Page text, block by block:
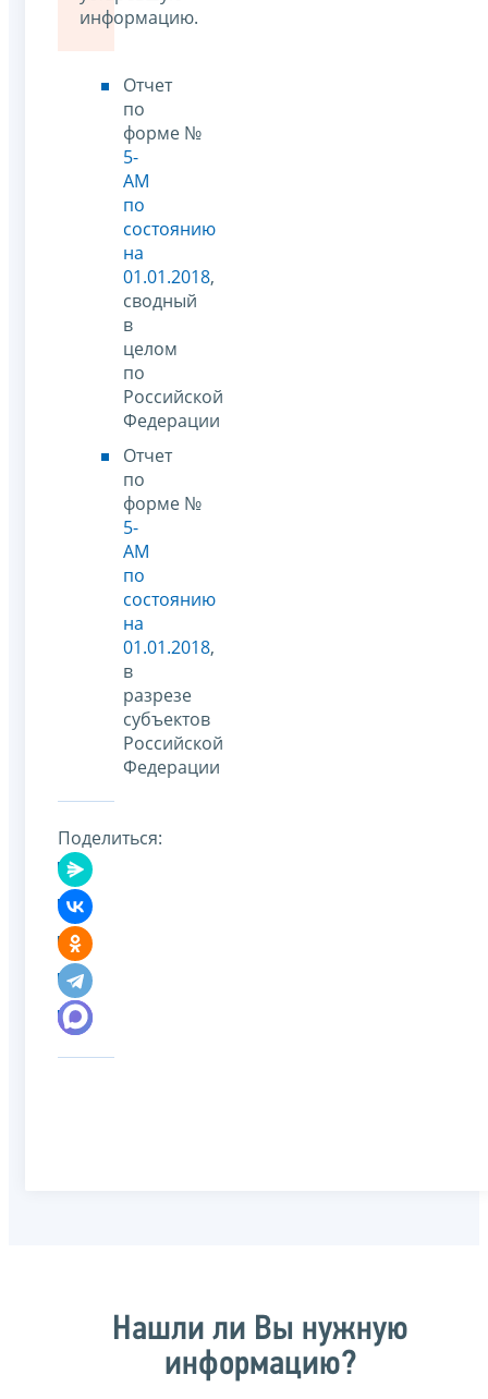
информацию.
Отчет
по
форме №
5-
АМ
по
состоянию
на
01.01.2018,
сводный
в
целом
по
Российской
Федерации
Отчет
по
форме №
5-
АМ
по
состоянию
на
01.01.2018,
в
разрезе
субъектов
Российской
Федерации
Поделиться:
Нашли ли Вы нужную
информацию?